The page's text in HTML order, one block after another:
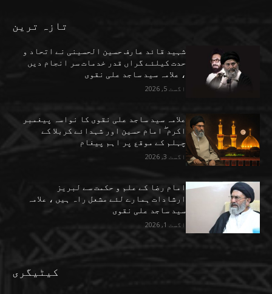
تازہ ترین
شہید قائد عارف حسین الحسینی نے اتحاد و
حدت کیلئے گراں قدر خدمات سر انجام دیں
، علامہ سید ساجد علی نقوی
اگست 5, 2026
علامہ سید ساجد علی نقوی کا نواسہ پیغمبر
اکرم ۖ امام حسین اور شہدائے کربلا کے
چہلم کے موقع پر اہم پیغام
اگست 3, 2026
امام رضا کے علم و حکمت سے لبریز
ارشادات ہمارے لئے مشعل راہ ہیں ، علامہ
سید ساجد علی نقوی
اگست 1, 2026
کیٹیگری